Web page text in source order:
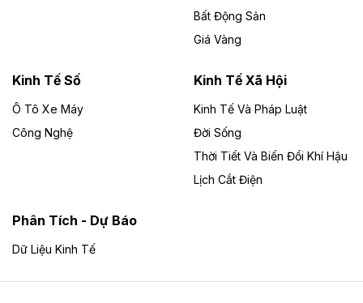
Gia Lai với tổng vốn hơn 4.750 tỷ đồng.
Đồng Nai cho thuê gần 59 ha đất làm khu
công nghiệp ở Long Thành
UBND TP Đồng Nai cho Công ty Amata thuê gần 59 ha
đất để đầu tư khu công nghiệp công nghệ cao Long
Đề xuất hỗ trợ 20.000 tỷ đồng làm cao tốc
Thái Nguyên - Lạng Sơn
Bất Động Sản
Giá Vàng
Kinh Tế Số
Ô Tô Xe Máy
Công Nghệ
Kinh Tế Xã Hội
Kinh Tế Và Pháp Luật
Đời Sống
Thời Tiết Và Biến Đổi Khí Hậu
Lịch Cắt Điện
Phân Tích - Dự Báo
Dữ Liệu Kinh Tế